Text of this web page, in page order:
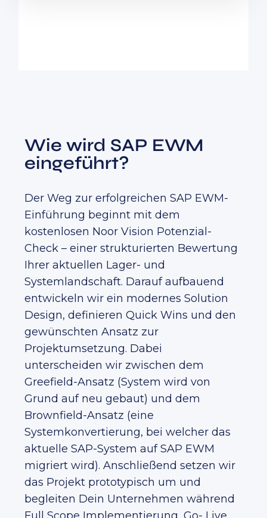
Wie wird SAP EWM
eingeführt?
Der Weg zur erfolgreichen SAP EWM-
Einführung beginnt mit dem
kostenlosen Noor Vision Potenzial-
Check – einer strukturierten Bewertung
Ihrer aktuellen Lager- und
Systemlandschaft. Darauf aufbauend
entwickeln wir ein modernes Solution
Design, definieren Quick Wins und den
gewünschten Ansatz zur
Projektumsetzung. Dabei
unterscheiden wir zwischen dem
Greefield-Ansatz (System wird von
Grund auf neu gebaut) und dem
Brownfield-Ansatz (eine
Systemkonvertierung, bei welcher das
aktuelle SAP-System auf SAP EWM
migriert wird). Anschließend setzen wir
das Projekt prototypisch um und
begleiten Dein Unternehmen während